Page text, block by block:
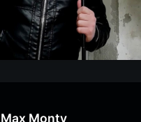
Max Monty